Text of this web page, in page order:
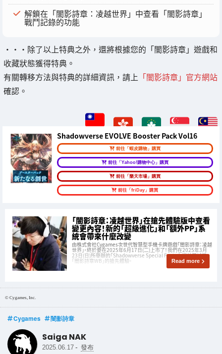
解鎖在「闇影詩章：凌越世界」中查看「闇影詩章」
戰鬥記錄的功能
・・・除了以上特典之外，還將根據您的「闇影詩章」遊戲和
收藏狀態獲得特典。
有關轉移方法與特典的詳細資訊，請上 「闇影詩章」官方網站
確認。
Shadowverse EVOLVE Booster Pack Vol16
前往「蝦皮購物」購買
前往「Yahoo!購物中心」購買
前往「樂天市場」購買
前往「friDay」購買
「闇影詩章：凌越世界」在搶先體驗版中查看
變更內容！新的「超級進化」和「額外PP」系
統會帶來什麼改變
由株式會社Cygames次世代智慧型手機卡牌遊戲「闇影詩章：凌越
世界」，終於要在2025年6月17日(二)上市了！我們在2025年3月
23日(日)所舉辦的「Shadowverse Special Fest」上提前嘗試了
「闇影詩章WB」的搶先體驗。 Read more
© Cygames, Inc.
Cygames 闇影詩章
Saiga NAK
2025.06.17 - 發布